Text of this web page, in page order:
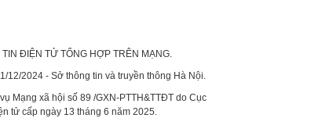
ĐIỆN TỬ TỔNG HỢP TRÊN MẠNG.
12/2024 - Sở thông tin và truyền thông Hà Nội.
Mạng xã hội số 89 /GXN-PTTH&TTĐT do Cục
tử cấp ngày 13 tháng 6 năm 2025.